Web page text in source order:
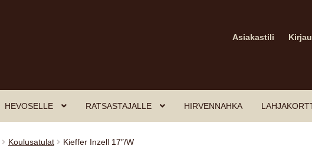
Asiakastili
HEVOSELLE RATSASTAJALLE HIRVENNAHKA
Koulusatulat Kieffer Inzell 17″/W